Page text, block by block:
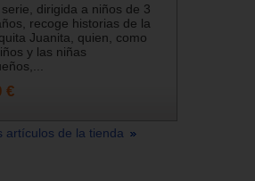
serie, dirigida a niños de 3
recoge historias de la
Juanita, quien, como
y las niñas
€
artículos de la tienda